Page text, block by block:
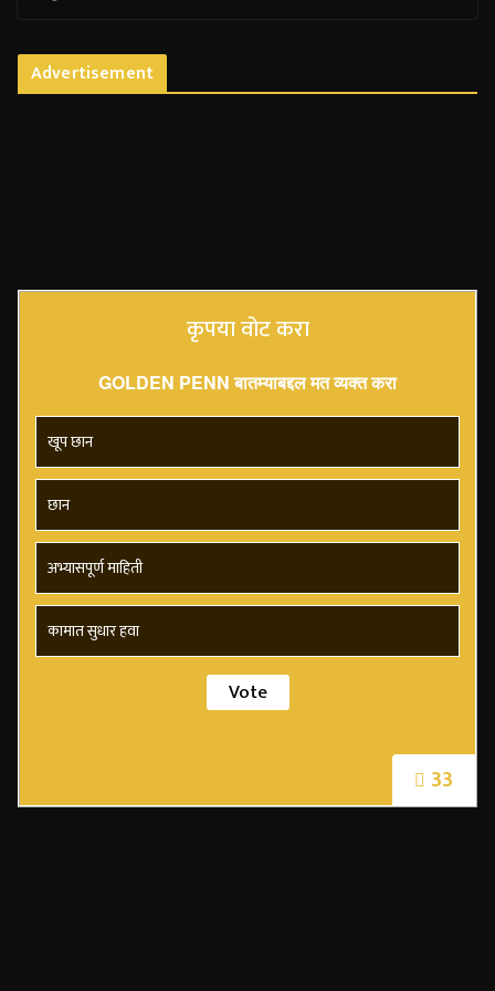
Advertisement
33
कृपया वोट करा
GOLDEN PENN बातम्याबद्दल मत व्यक्त करा
खूप छान
छान
अभ्यासपूर्ण माहिती
कामात सुधार हवा